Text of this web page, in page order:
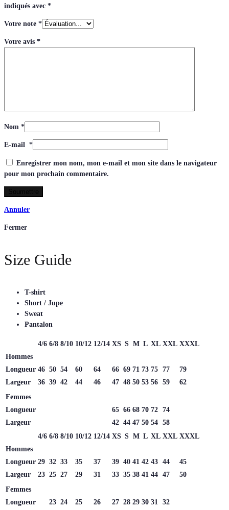
indiqués avec *
Votre note *
Votre avis *
Nom *
E-mail *
Enregistrer mon nom, mon e-mail et mon site dans le navigateur
pour mon prochain commentaire.
Annuler
Fermer
Size Guide
T-shirt
Short / Jupe
Sweat
Pantalon
4/6 6/8 8/10 10/12 12/14 XS S M L XL XXL XXXL
Hommes
Longueur 46 50 54 60 64 66 69 71 73 75 77
79
Largeur
36 39 42 44 46 47 48 50 53 56 59
62
Femmes
Longueur
65 66 68 70 72 74
Largeur
42 44 47 50 54 58
4/6 6/8 8/10 10/12 12/14 XS S M L XL XXL XXXL
Hommes
Longueur 29 32 33 35 37 39 40 41 42 43 44
45
Largeur
23 25 27 29 31 33 35 38 41 44 47
50
Femmes
Longueur
23 24 25 26 27 28 29 30 31
32